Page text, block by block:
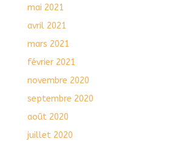
mai 2021
avril 2021
mars 2021
février 2021
novembre 2020
septembre 2020
août 2020
juillet 2020